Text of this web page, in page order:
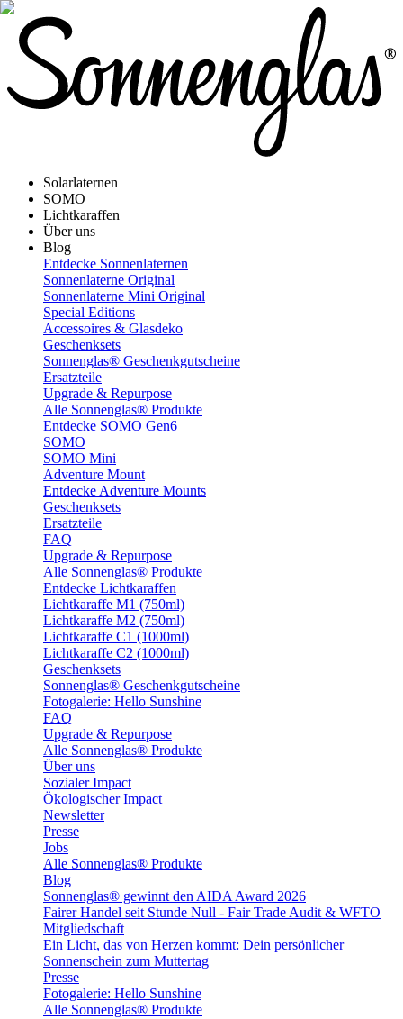
Solarlaternen
SOMO
Lichtkaraffen
Über uns
Blog
Entdecke Sonnenlaternen
Sonnenlaterne Original
Sonnenlaterne Mini Original
Special Editions
Accessoires & Glasdeko
Geschenksets
Sonnenglas® Geschenkgutscheine
Ersatzteile
Upgrade & Repurpose
Alle Sonnenglas® Produkte
Entdecke SOMO Gen6
SOMO
SOMO Mini
Adventure Mount
Entdecke Adventure Mounts
Geschenksets
Ersatzteile
FAQ
Upgrade & Repurpose
Alle Sonnenglas® Produkte
Entdecke Lichtkaraffen
Lichtkaraffe M1 (750ml)
Lichtkaraffe M2 (750ml)
Lichtkaraffe C1 (1000ml)
Lichtkaraffe C2 (1000ml)
Geschenksets
Sonnenglas® Geschenkgutscheine
Fotogalerie: Hello Sunshine
FAQ
Upgrade & Repurpose
Alle Sonnenglas® Produkte
Über uns
Sozialer Impact
Ökologischer Impact
Newsletter
Presse
Jobs
Alle Sonnenglas® Produkte
Blog
Sonnenglas® gewinnt den AIDA Award 2026
Fairer Handel seit Stunde Null - Fair Trade Audit & WFTO
Mitgliedschaft
Ein Licht, das von Herzen kommt: Dein persönlicher
Sonnenschein zum Muttertag
Presse
Fotogalerie: Hello Sunshine
Alle Sonnenglas® Produkte